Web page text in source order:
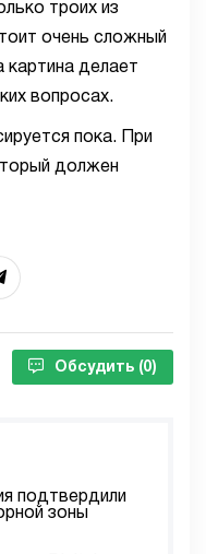
троих из
очень сложный
делает
вопросах.
пока. При
должен
Обсудить (0)
подтвердили
зоны